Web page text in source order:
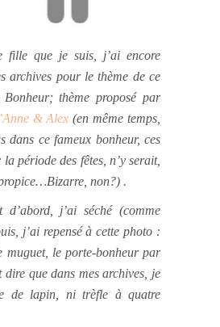
fille que je suis, j’ai encore
archives pour le thème de ce
thème proposé par
& Alex (en même temps,
dans ce fameux bonheur, ces
période des fêtes, n’y serait,
non?) .
j’ai séché (comme
j’ai repensé à cette photo :
muguet, le porte-bonheur par
dire que dans mes archives, je
de lapin, ni trèfle à quatre